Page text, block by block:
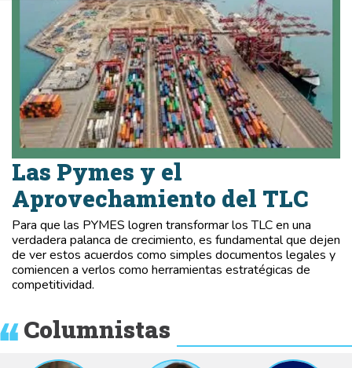
Las Pymes y el
Aprovechamiento del TLC
Para que las PYMES logren transformar los TLC en una
verdadera palanca de crecimiento, es fundamental que dejen
de ver estos acuerdos como simples documentos legales y
comiencen a verlos como herramientas estratégicas de
competitividad.
Columnistas